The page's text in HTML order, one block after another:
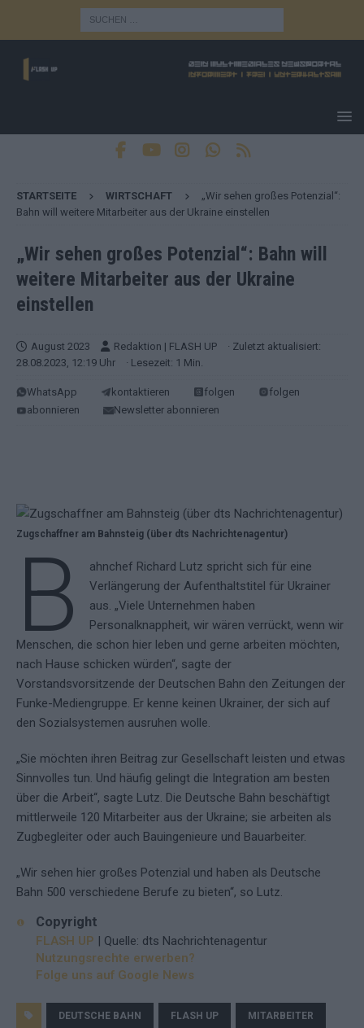
STARTSEITE WIRTSCHAFT
„Wir sehen großes Potenzial“:
Bahn will weitere Mitarbeiter aus der Ukraine einstellen
„Wir sehen großes Potenzial“: Bahn will
weitere Mitarbeiter aus der Ukraine
einstellen
August 2023 Redaktion | FLASH UP
· Zuletzt aktualisiert:
28.08.2023, 12:19 Uhr
· Lesezeit: 1 Min.
WhatsApp kontaktieren folgen
folgen
abonnieren
Newsletter abonnieren
Zugschaffner am Bahnsteig (über dts Nachrichtenagentur)
B
ahnchef Richard Lutz spricht sich für eine
Verlängerung der Aufenthaltstitel für Ukrainer
aus. „Viele Unternehmen haben
Personalknappheit, wir wären verrückt, wenn wir
Menschen, die schon hier leben und gerne arbeiten möchten,
nach Hause schicken würden“, sagte der
Vorstandsvorsitzende der Deutschen Bahn den Zeitungen der
Funke-Mediengruppe. Er kenne keinen Ukrainer, der sich auf
den Sozialsystemen ausruhen wolle.
„Sie möchten ihren Beitrag zur Gesellschaft leisten und etwas
Sinnvolles tun. Und häufig gelingt die Integration am besten
über die Arbeit“, sagte Lutz. Die Deutsche Bahn beschäftigt
mittlerweile 120 Mitarbeiter aus der Ukraine; sie arbeiten als
Zugbegleiter oder auch Bauingenieure und Bauarbeiter.
„Wir sehen hier großes Potenzial und haben als Deutsche
Bahn 500 verschiedene Berufe zu bieten“, so Lutz.
Copyright
FLASH UP | Quelle: dts Nachrichtenagentur
Nutzungsrechte erwerben?
Folge uns auf Google News
DEUTSCHE BAHN FLASH UP MITARBEITER